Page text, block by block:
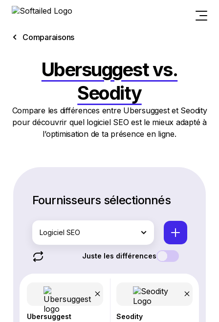
Comparaisons
Ubersuggest vs.
Seodity
Compare les différences entre Ubersuggest et Seodity
pour découvrir quel logiciel SEO est le mieux adapté à
l’optimisation de ta présence en ligne.
Fournisseurs sélectionnés
Logiciel SEO
Juste les différences
Ubersuggest Seodity